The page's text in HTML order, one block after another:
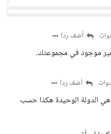
أضف ردا
أضف ردا
هي الدولة الوحيدة هكذا حسب